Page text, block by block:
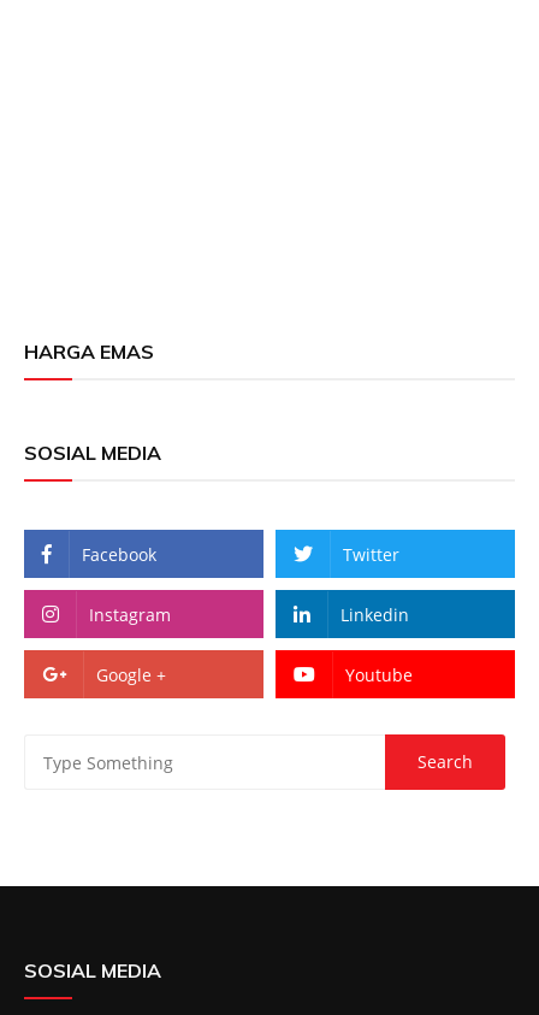
HARGA EMAS
SOSIAL MEDIA
Facebook Twitter
Instagram Linkedin
Google + Youtube
SOSIAL MEDIA